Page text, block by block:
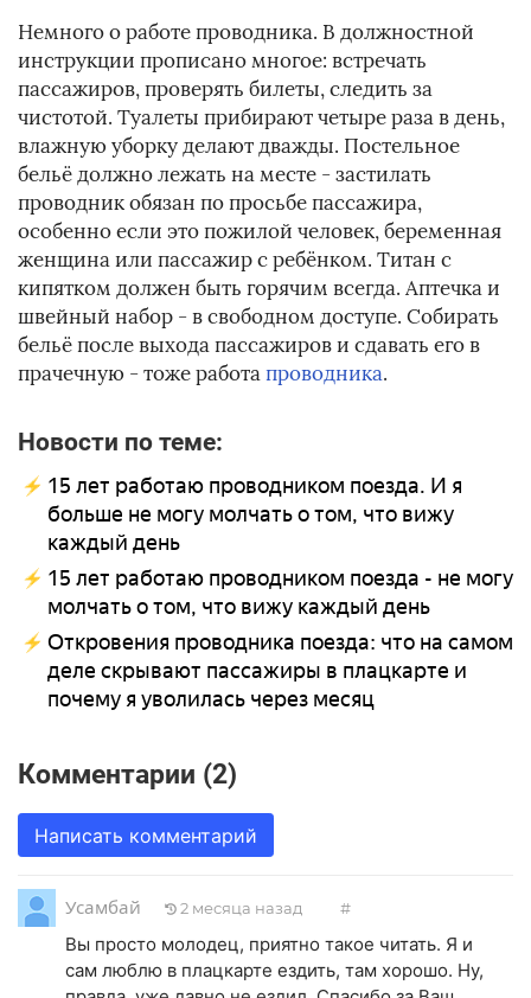
Немного о работе проводника. В должностной
инструкции прописано многое: встречать
пассажиров, проверять билеты, следить за
чистотой. Туалеты прибирают четыре раза в день,
влажную уборку делают дважды. Постельное
бельё должно лежать на месте - застилать
проводник обязан по просьбе пассажира,
особенно если это пожилой человек, беременная
женщина или пассажир с ребёнком. Титан с
кипятком должен быть горячим всегда. Аптечка и
швейный набор - в свободном доступе. Собирать
бельё после выхода пассажиров и сдавать его в
прачечную - тоже работапроводника.
Новости по теме:
15 лет работаю проводником поезда. И я
больше не могу молчать о том, что вижу
каждый день
15 лет работаю проводником поезда - не могу
молчать о том, что вижу каждый день
Откровения проводника поезда: что на самом
деле скрывают пассажиры в плацкарте и
почему я уволилась через месяц
Комментарии (2)
Написать комментарий
Усамбай 2 месяца назад #
Вы просто молодец, приятно такое читать. Я и
сам люблю в плацкарте ездить, там хорошо. Ну,